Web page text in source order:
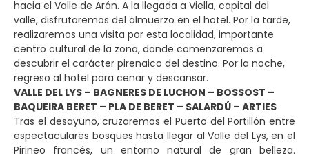
hacia el Valle de Arán. A la llegada a Viella, capital del
valle, disfrutaremos del almuerzo en el hotel. Por la tarde,
realizaremos una visita por esta localidad, importante
centro cultural de la zona, donde comenzaremos a
descubrir el carácter pirenaico del destino. Por la noche,
regreso al hotel para cenar y descansar.
VALLE DEL LYS – BAGNERES DE LUCHON – BOSSOST –
BAQUEIRA BERET – PLA DE BERET – SALARDÚ – ARTIES
Tras el desayuno, cruzaremos el Puerto del Portillón entre
espectaculares bosques hasta llegar al Valle del Lys, en el
Pirineo francés, un entorno natural de gran belleza.